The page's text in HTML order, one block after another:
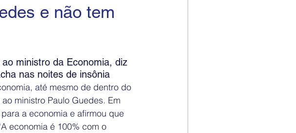
e não tem
ao ministro da Economia, diz
nas noites de insônia
até mesmo de dentro do
ministro Paulo Guedes. Em
a economia e afirmou que
economia é 100% com o